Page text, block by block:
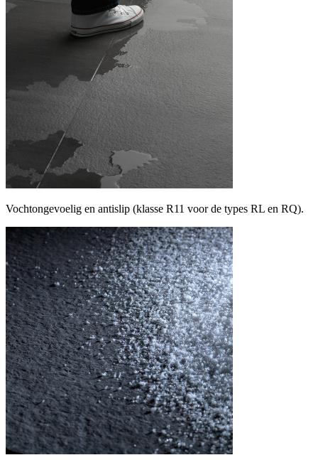
Vochtongevoelig en antislip (klasse R11 voor de types RL en RQ).